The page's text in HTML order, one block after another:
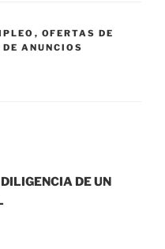
, OFERTAS DE
DE ANUNCIOS
DE UN